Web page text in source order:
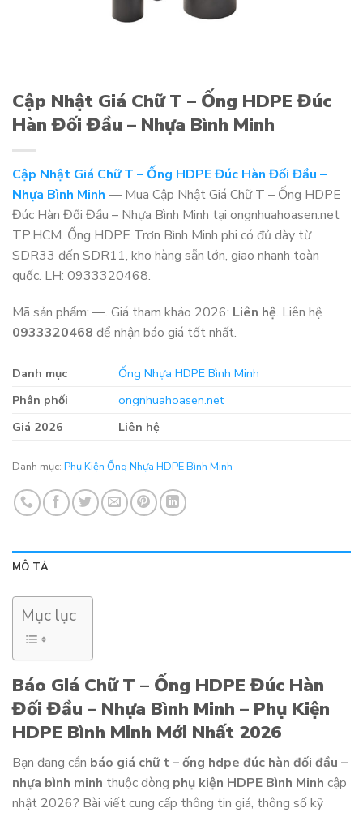
Cập Nhật Giá Chữ T – Ống HDPE Đúc
Hàn Đối Đầu – Nhựa Bình Minh
Cập Nhật Giá Chữ T – Ống HDPE Đúc Hàn Đối Đầu –
Nhựa Bình Minh — Mua Cập Nhật Giá Chữ T – Ống HDPE
Đúc Hàn Đối Đầu – Nhựa Bình Minh tại ongnhuahoasen.net
TP.HCM. Ống HDPE Trơn Bình Minh phi có đủ dày từ
SDR33 đến SDR11, kho hàng sẵn lớn, giao nhanh toàn
quốc. LH: 0933320468.
Mã sản phẩm: —. Giá tham khảo 2026: Liên hệ. Liên hệ
0933320468 để nhận báo giá tốt nhất.
Danh mục
Ống Nhựa HDPE Bình Minh
Phân phối
ongnhuahoasen.net
Giá 2026
Liên hệ
Danh mục: Phụ Kiện Ống Nhựa HDPE Bình Minh
MÔ TẢ
Mục lục
Báo Giá Chữ T – Ống HDPE Đúc Hàn
Đối Đầu – Nhựa Bình Minh – Phụ Kiện
HDPE Bình Minh Mới Nhất 2026
Bạn đang cần báo giá chữ t – ống hdpe đúc hàn đối đầu –
nhựa bình minh thuộc dòng phụ kiện HDPE Bình Minh cập
nhật 2026? Bài viết cung cấp thông tin giá, thông số kỹ